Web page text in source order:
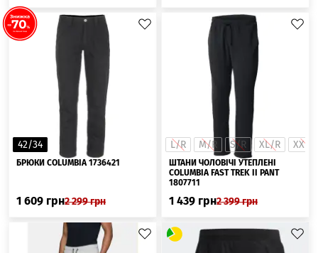
42/34
БРЮКИ COLUMBIA 1736421
1 609 грн2 299грн
L/R M/R S/R XL/R XXL/
ШТАНИ ЧОЛОВІЧІ УТЕПЛЕНІ
COLUMBIA FAST TREK II PANT
1807711
1 439 грн2 399грн